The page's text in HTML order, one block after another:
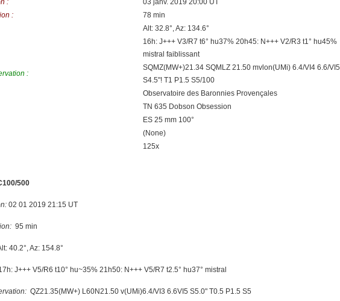
:
03 janv. 2019 20:00 UT
:
78 min
Alt: 32.8°, Az: 134.6°
16h: J+++ V3/R7 t6° hu37% 20h45: N+++ V2/R3 t1° hu45%
mistral faiblissant
:
SQMZ(MW+)21.34 SQMLZ 21.50 mvlon(UMi) 6.4/VI4 6.6/VI5
S4.5"! T1 P1.5 S5/100
Observatoire des Baronnies Provençales
TN 635 Dobson Obsession
ES 25 mm 100°
(None)
125x
500
02 01 2019 21:15 UT
95 min
40.2°, Az: 154.8°
J+++ V5/R6 t10° hu~35% 21h50: N+++ V5/R7 t2.5° hu37° mistral
QZ21.35(MW+) L60N21.50 v(UMi)6.4/VI3 6.6VI5 S5.0" T0.5 P1.5 S5